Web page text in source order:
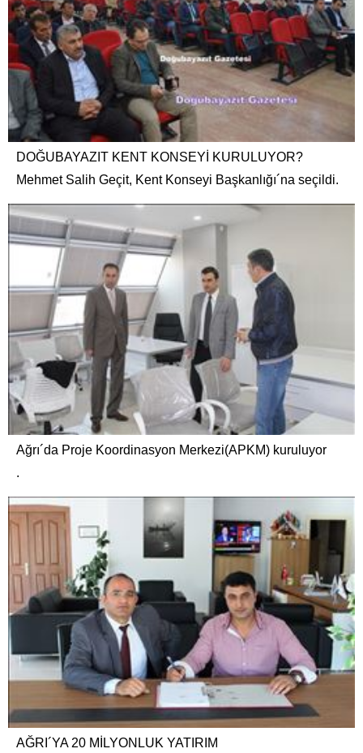
DOĞUBAYAZIT KENT KONSEYİ KURULUYOR?
Mehmet Salih Geçit, Kent Konseyi Başkanlığı´na seçildi.
Ağrı´da Proje Koordinasyon Merkezi(APKM) kuruluyor
.
AĞRI´YA 20 MİLYONLUK YATIRIM